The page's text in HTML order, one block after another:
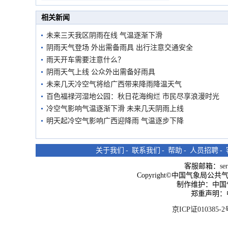
市民在堤岸见证汛况
相关新闻
未来三天我区阴雨在线 气温逐渐下滑
阴雨天气登场 外出需备雨具 出行注意交通安全
雨天开车需要注意什么？
阴雨天气上线 公众外出需备好雨具
未来几天冷空气将给广西带来降雨降温天气
百色福禄河湿地公园：秋日花海绚烂 市民尽享浪漫时光
冷空气影响气温逐渐下滑 未来几天阴雨上线
明天起冷空气影响广西迎降雨 气温逐步下降
关于我们 - 联系我们 - 帮助 - 人员招聘 -
客服邮箱：
Copyright©中国气象局公共
制作维护：中
郑重声明
京ICP证010385-2